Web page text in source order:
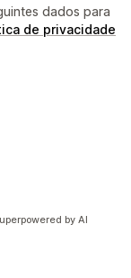
dados para
de privacidade
by AI